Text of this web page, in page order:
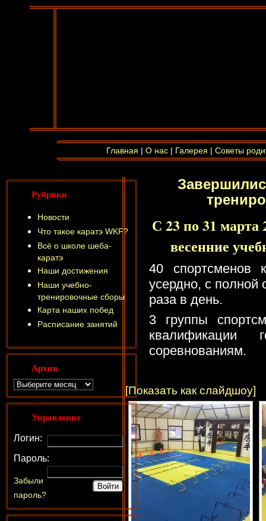
Главная | О нас | Галерея | Советы
С 23 по 31 марта
весенние
40 спортсменов
усердно, с полной
раза в день.
3 группы
квалификации
соревнованиям.
[Показать как слайдшоу]
Рубрики
Новости
Что такое каратэ WKF?
Всё о школе шеба-
каратэ
Наши достижения
Наши учебно-
тренировочные сборы
Карта наших побед
Расписание занятий
Архив
Управление
Логин:
Пароль:
Забыли
пароль?